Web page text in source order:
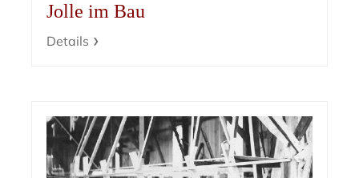
Jolle im Bau
Details